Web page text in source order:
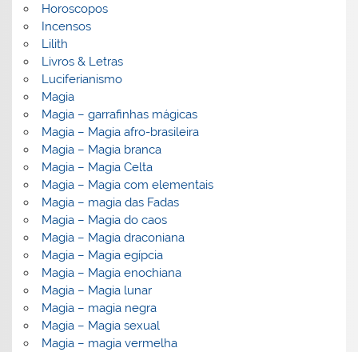
Horoscopos
Incensos
Lilith
Livros & Letras
Luciferianismo
Magia
Magia – garrafinhas mágicas
Magia – Magia afro-brasileira
Magia – Magia branca
Magia – Magia Celta
Magia – Magia com elementais
Magia – magia das Fadas
Magia – Magia do caos
Magia – Magia draconiana
Magia – Magia egípcia
Magia – Magia enochiana
Magia – Magia lunar
Magia – magia negra
Magia – Magia sexual
Magia – magia vermelha